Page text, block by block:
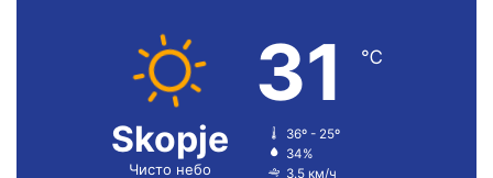
Skopje
Чисто небо
31 ℃
36º - 25º
34%
3.5 км/ч